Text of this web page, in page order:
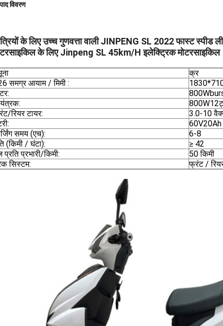
विवरण
के लिए उच्च गुणवत्ता वाली JINPENG SL 2022 फास्ट स्पीड
के लिए Jinpeng SL 45km/H इलेक्ट्रिक
क्र
समग्र आयाम / मिमी :
रियर टायर:
3.0-10
60V20Ah
समय (एच):
6-8
(किमी / घंटा):
≥ 42
प्रति प्रभारी/किमी:
50 किमी
सिस्टम:
फ्रंट /